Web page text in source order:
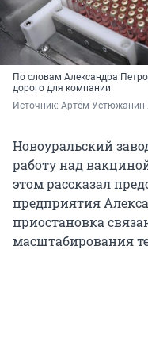
По словам Александра
дорого для компании
Источник: Артём Устюжанин
Новоуральский
работу над
этом рассказал
предприятия
приостановка
масштабирования